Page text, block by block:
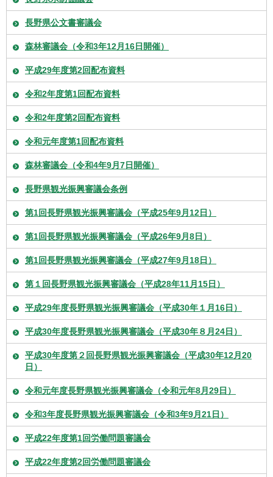
長野県公文書審議会
森林審議会（令和3年12月16日開催）
平成29年度第2回配布資料
令和2年度第1回配布資料
令和2年度第2回配布資料
令和元年度第1回配布資料
森林審議会（令和4年9月7日開催）
長野県観光振興審議会条例
第1回長野県観光振興審議会（平成25年9月12日）
第1回長野県観光振興審議会（平成26年9月8日）
第1回長野県観光振興審議会（平成27年9月18日）
第１回長野県観光振興審議会（平成28年11月15日）
平成29年度長野県観光振興審議会（平成30年１月16日）
平成30年度長野県観光振興審議会（平成30年８月24日）
平成30年度第２回長野県観光振興審議会（平成30年12月20
日）
令和元年度長野県観光振興審議会（令和元年8月29日）
令和3年度長野県観光振興審議会（令和3年9月21日）
平成22年度第1回労働問題審議会
平成22年度第2回労働問題審議会